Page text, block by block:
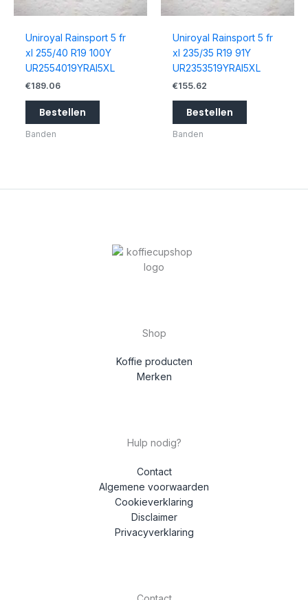
Uniroyal Rainsport 5 fr
xl 255/40 R19 100Y
UR2554019YRAI5XL
€189.06
Bestellen
Banden
Uniroyal Rainsport 5 fr
xl 235/35 R19 91Y
UR2353519YRAI5XL
€155.62
Bestellen
Banden
Shop
Koffie producten
Merken
Hulp nodig?
Contact
Algemene voorwaarden
Cookieverklaring
Disclaimer
Privacyverklaring